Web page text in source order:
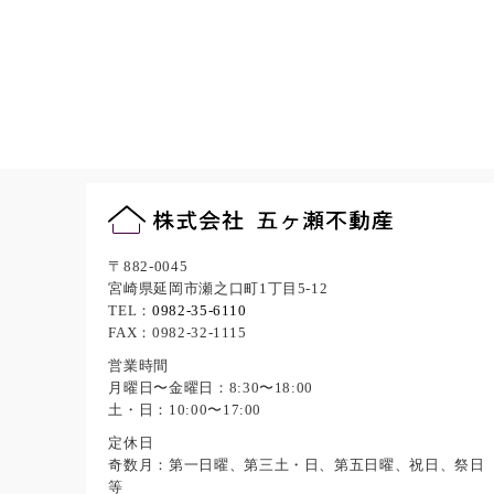
〒882-0045
宮崎県延岡市瀬之口町1丁目5-12
TEL：0982-35-6110
FAX：0982-32-1115
営業時間
月曜日〜金曜日：8:30〜18:00
土・日：10:00〜17:00
定休日
奇数月：第一日曜、第三土・日、第五日曜、祝日、祭日